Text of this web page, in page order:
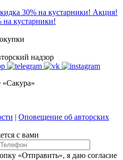
Акция!
кустарники!
надзор
«Сакура»
| Оповещение об авторских
с вами
«Отправить», я даю согласие